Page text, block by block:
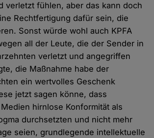
verletzt fühlen, aber das kann doch
Rechtfertigung dafür sein, die
Sonst würde wohl auch KPFA
all der Leute, die der Sender in
verletzt und angegriffen
die Maßnahme habe der
ein wertvolles Geschenk
jetzt sagen könne, dass
hirnlose Konformität als
durchsetzten und nicht mehr
seien, grundlegende intellektuelle